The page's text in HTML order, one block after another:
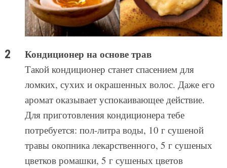
Кондиционер на основе трав
Такой кондиционер станет спасением для
ломких, сухих и окрашенных волос. Даже его
аромат оказывает успокаивающее действие.
Для приготовления кондиционера тебе
потребуется: пол-литра воды, 10 г сушеной
травы окопника лекарственного, 5 г сушеных
цветков ромашки, 5 г сушеных цветов